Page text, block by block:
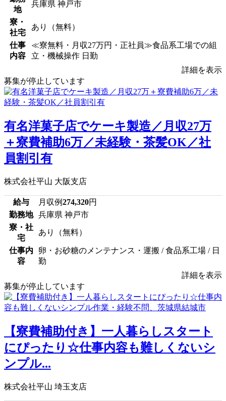
地
兵庫県 神戸市
寮・
社宅
あり（無料）
仕事
内容
≪寮無料・月収27万円・正社員≫食品系工場での組
立・機械操作 日勤
詳細を表示
募集が停止しています
有名洋菓子店でケーキ製造／月収27万
＋寮費補助6万／未経験・茶髪OK／社
員割引有
株式会社平山 大阪支店
給与 月収例274,320円
勤務地
兵庫県 神戸市
寮・社
宅
あり（無料）
仕事内
容
卵・お砂糖のメンテナンス・運搬 / 食品系工場 / 日
勤
詳細を表示
募集が停止しています
【寮費補助付き】一人暮らしスタート
にぴったり☆仕事内容も難しくないシ
ンプル...
株式会社平山 埼玉支店